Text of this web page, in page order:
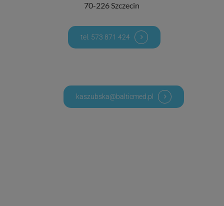
70-226 Szczecin
tel. 573 871 424
kaszubska@balticmed.pl